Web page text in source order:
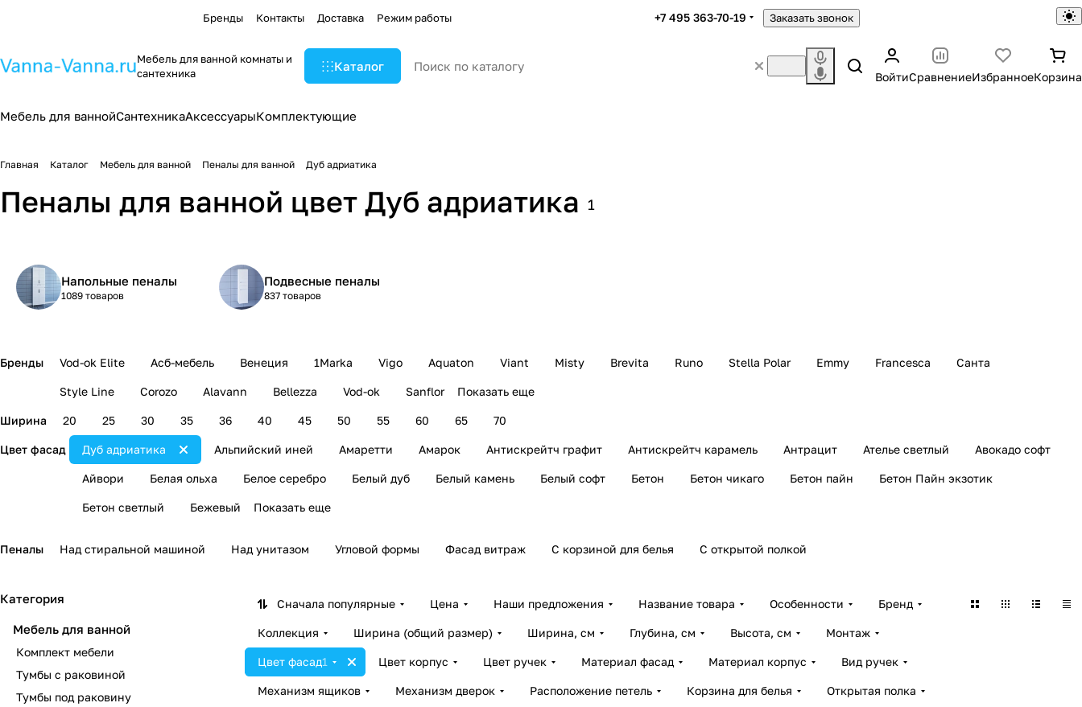
Бренды Контакты Доставка Режим работы +7 495 363-70-19 Заказать звонок
Мебель для ванной комнаты и
сантехника
Каталог
ВойтиСравнениеИзбранноеКорзина
Мебель для ваннойСантехникаАксессуарыКомплектующие
Главная Каталог Мебель для ванной Пеналы для ванной Дуб адриатика
Пеналы для ванной цвет Дуб адриатика 1
Напольные пеналы
1089 товаров
Подвесные пеналы
837 товаров
Бренды Vod-ok Elite Асб-мебель Венеция 1Marka Vigo Aquaton Viant Misty Brevita Runo Stella Polar Emmy Francesca Санта
Style Line Corozo Alavann Bellezza Vod-ok Sanflor Показать еще
Ширина 20 25 30 35 36 40 45 50 55 60 65 70
Цвет фасад Альпийский иней Амаретти Амарок Антискрейтч графит Антискрейтч карамель Антрацит Ателье светлый Авокадо софт
Айвори Белая ольха Белое серебро Белый дуб Белый камень Белый софт Бетон Бетон чикаго Бетон пайн Бетон Пайн экзотик
Бетон светлый Бежевый
Дуб адриатика
Показать еще
Пеналы Над стиральной машиной Над унитазом Угловой формы Фасад витраж С корзиной для белья С открытой полкой
Сначала популярные Цена Наши предложения Название товара Особенности Бренд
Коллекция Ширина (общий размер) Ширина, см Глубина, см Высота, см Монтаж
Цвет фасад1 Цвет корпус Цвет ручек Материал фасад Материал корпус Вид ручек
Механизм ящиков Механизм дверок Расположение петель Корзина для белья Открытая полка
Категория
Мебель для ванной
Комплект мебели
Тумбы с раковиной
Тумбы под раковину